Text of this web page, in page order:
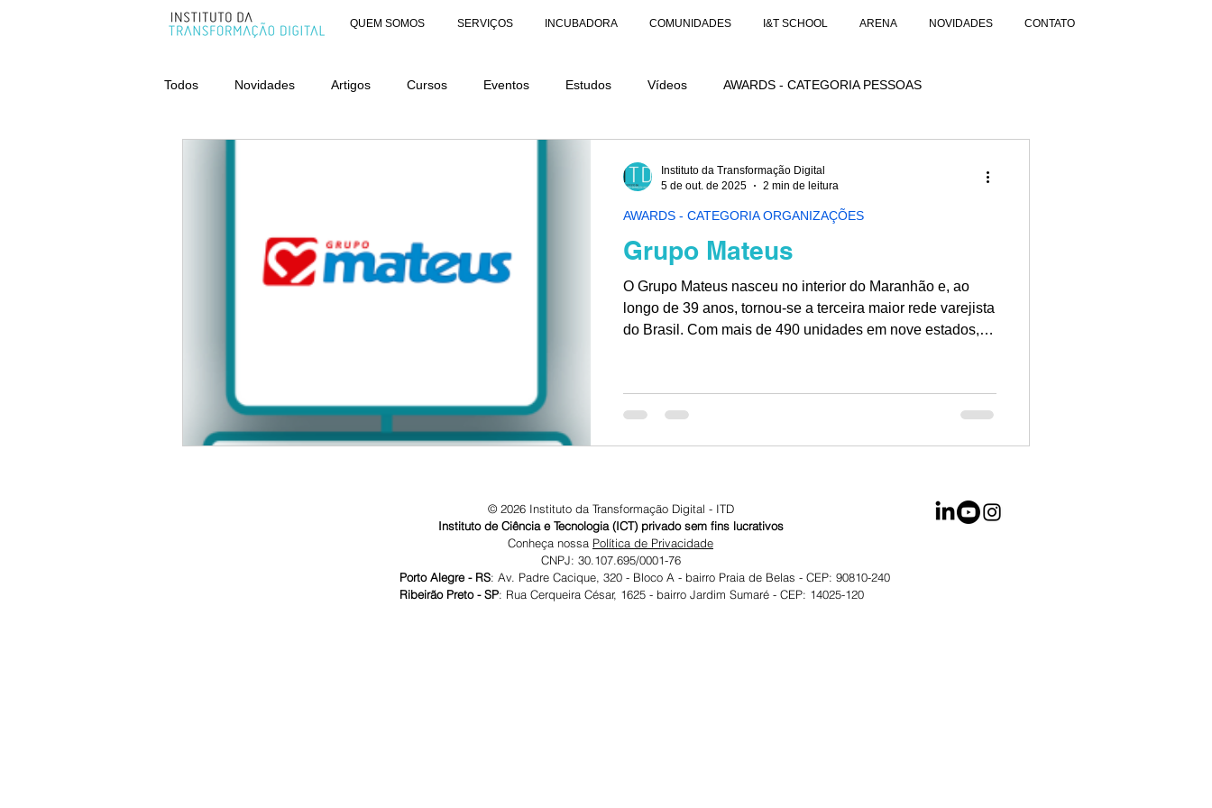
QUEM SOMOS SERVIÇOS INCUBADORA COMUNIDADES I&T SCHOOL ARENA NOVIDADES CONTATO
Todos Novidades Artigos Cursos Eventos Estudos Vídeos AWARDS - CATEGORIA PESSOAS
Grupo Mateus
O Grupo Mateus nasceu no interior do Maranhão e, ao
longo de 39 anos, tornou-se a terceira maior rede varejista
do Brasil. Com mais de 490 unidades em nove estados,
parte do nosso DNA.
AWARDS - CATEGORIA ORGANIZAÇÕES
Instituto da Transformação Digital
5 de out. de 2025
2 min de leitura
© 2026 Instituto da Transformação Digital - ITD
Instituto de Ciência e Tecnologia (ICT) privado sem fins lucrativos
Conheça nossa Política de Privacidade
CNPJ: 30.107.695/0001-76
Porto Alegre - RS: Av. Padre Cacique, 320 - Bloco A - bairro Praia de Belas - CEP: 90810-240
Ribeirão Preto - SP: Rua Cerqueira César, 1625 - bairro Jardim Sumaré - CEP: 14025-120